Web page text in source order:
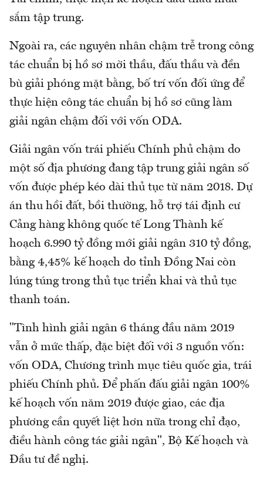
sắm tập trung.
Ngoài ra, các nguyên nhân chậm trễ trong công
tác chuẩn bị hồ sơ mời thầu, đấu thầu và đền
bù giải phóng mặt bằng, bố trí vốn đối ứng để
thực hiện công tác chuẩn bị hồ sơ cũng làm
giải ngân chậm đối với vốn ODA.
Giải ngân vốn trái phiếu Chính phủ chậm do
một số địa phương đang tập trung giải ngân số
vốn được phép kéo dài thủ tục từ năm 2018. Dự
án thu hồi đất, bồi thường, hỗ trợ tái định cư
Cảng hàng không quốc tế Long Thành kế
hoạch 6.990 tỷ đồng mới giải ngân 310 tỷ đồng,
bằng 4,45% kế hoạch do tỉnh Đồng Nai còn
lúng túng trong thủ tục triển khai và thủ tục
thanh toán.
"Tình hình giải ngân 6 tháng đầu năm 2019
vẫn ở mức thấp, đặc biệt đối với 3 nguồn vốn:
vốn ODA, Chương trình mục tiêu quốc gia, trái
phiếu Chính phủ. Để phấn đấu giải ngân 100%
kế hoạch vốn năm 2019 được giao, các địa
phương cần quyết liệt hơn nữa trong chỉ đạo,
điều hành công tác giải ngân", Bộ Kế hoạch và
Đầu tư đề nghị.